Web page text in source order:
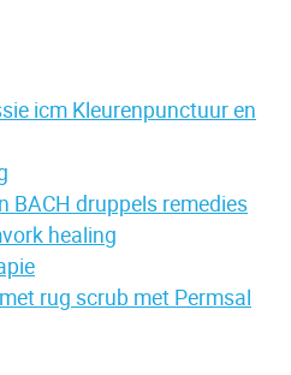
icm Kleurenpunctuur en
BACH druppels remedies
healing
rug scrub met Permsal